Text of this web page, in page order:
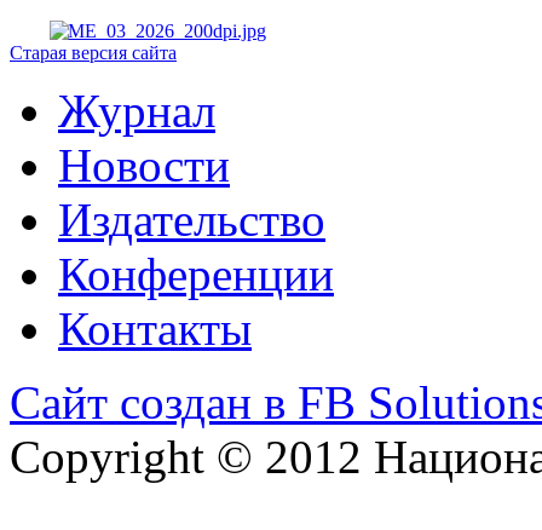
Старая версия сайта
Журнал
Новости
Издательство
Конференции
Контакты
Сайт создан в FB
Copyright © 2012